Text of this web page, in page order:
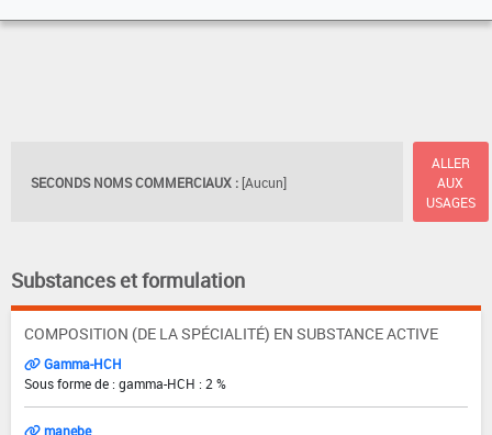
SECONDS NOMS COMMERCIAUX : [Aucun]
ALLER
AUX
USAGES
Substances et formulation
COMPOSITION (DE LA SPÉCIALITÉ) EN SUBSTANCE ACTIVE
Gamma-HCH
Sous forme de : gamma-HCH : 2 %
manebe